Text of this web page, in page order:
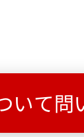
いて問